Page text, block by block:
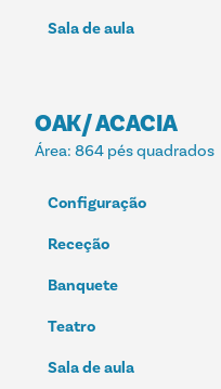
Sala de aula
OAK/ ACACIA
Área: 864 pés quadrados
Configuração
Receção
Banquete
Teatro
Sala de aula